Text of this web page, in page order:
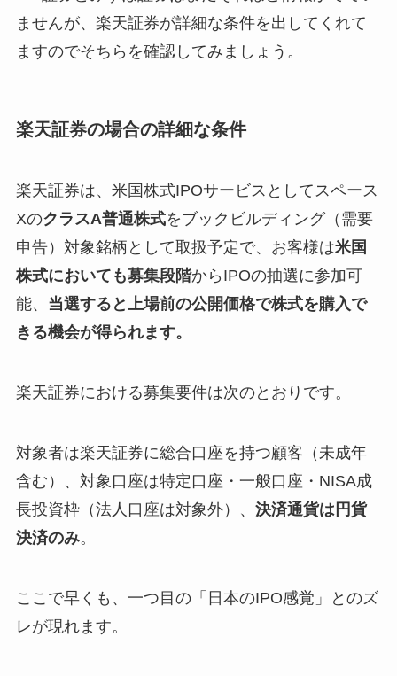
ませんが、楽天証券が詳細な条件を出してくれて
ますのでそちらを確認してみましょう。
楽天証券の場合の詳細な条件
楽天証券は、米国株式IPOサービスとしてスペース
XのクラスA普通株式をブックビルディング（需要
申告）対象銘柄として取扱予定で、お客様は米国
株式においても募集段階からIPOの抽選に参加可
能、 当選すると上場前の公開価格で株式を購入で
きる機会が得られます。
楽天証券における募集要件は次のとおりです。
対象者は楽天証券に総合口座を持つ顧客（未成年
含む）、対象口座は特定口座・一般口座・NISA成
長投資枠（法人口座は対象外）、 決済通貨は円貨
決済のみ。
ここで早くも、一つ目の「日本のIPO感覚」とのズ
レが現れます。